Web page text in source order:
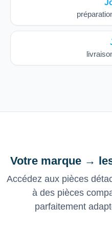
Votre marque →
Accédez aux pièces
à des pièces
parfaitement